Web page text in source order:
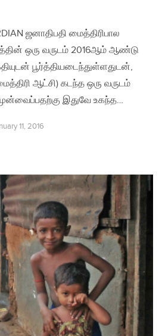
ஜனாதிபதி மைத்திரிபால
ஒரு வருடம் 2016ஆம் ஆண்டு
பூர்த்தியடைந்துள்ளதுடன்,
ஆட்சி) கடந்த ஒரு வருடம்
முன்வைப்பதற்கு இதுவே உகந்த…
11, 2016